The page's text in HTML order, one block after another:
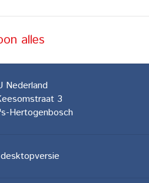
alles
Nederland
3
's-Hertogenbosch